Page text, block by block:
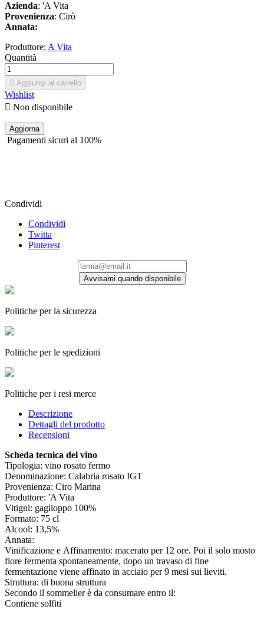
Azienda: 'A Vita
Provenienza: Cirò
Annata:
Produttore: A Vita
Quantità
 Aggiungi al carrello
Wishlist
 Non disponibile
Pagamenti sicuri al 100%
Condividi
Condividi
Twitta
Pinterest
Avvisami quando disponibile
Politiche per la sicurezza
Politiche per le spedizioni
Politiche per i resi merce
Descrizione
Dettagli del prodotto
Recensioni
Scheda tecnica del vino
Tipologia: vino rosato fermo
Denominazione: Calabria rosato IGT
Provenienza: Ciro Marina
Produttore: 'A Vita
Vitigni: gaglioppo 100%
Formato: 75 cl
Alcool: 13,5%
Annata:
Vinificazione e Affinamento: macerato per 12 ore. Poi il solo mosto
fiore fermenta spontaneamente, dopo un travaso di fine
fermentazione viene affinato in acciaio per 9 mesi sui lieviti.
Struttura: di buona struttura
Secondo il sommelier è da consumare entro il:
Contiene solfiti